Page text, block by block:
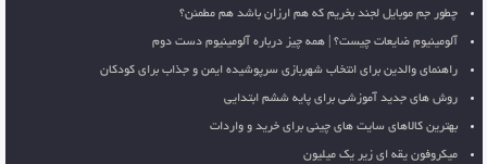
چطور جم موبایل لجند بخریم که هم ارزان باشد هم مطمئن؟
آلومینیوم ضایعات چیست؟ | همه چیز درباره آلومینیوم دست دوم
راهنمای والدین برای انتخاب شهربازی سرپوشیده ایمن و جذاب برای کودکان
روش های جدید آموزشی برای پایه ششم ابتدایی
بهترین کالاهای سایت های چینی برای خرید و واردات
میکروفون یقه ای زیر یک میلیون